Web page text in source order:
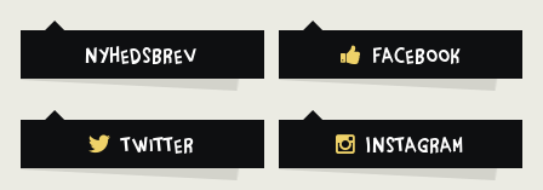
Nyhedsbrev Facebook
Twitter Instagram